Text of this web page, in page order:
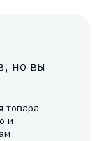
но вы
товара.
и